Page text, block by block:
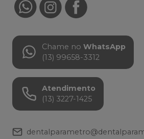
Chame no WhatsApp
(13) 99658-3312
Atendimento
(13) 3227-1425